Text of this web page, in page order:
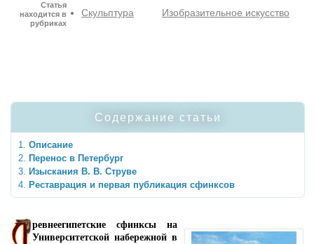
Статья
находится в
рубриках
Изобразительное искусство
Скульптура
Содержание статьи
Описание
Перенос в Петербург
Изыскания В. В. Струве
Реставрация и первая публикация сфинксов
ревнеегипетские сфинксы на
Университетской набережной в